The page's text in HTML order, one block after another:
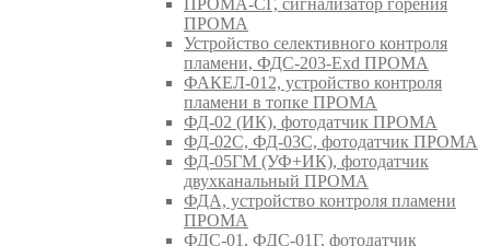
ПРОМА-СГ, сигнализатор горения
ПРОМА
Устройство селективного контроля
пламени, ФДС-203-Exd ПРОМА
ФАКЕЛ-012, устройство контроля
пламени в топке ПРОМА
ФД-02 (ИК), фотодатчик ПРОМА
ФД-02С, ФД-03С, фотодатчик ПРОМА
ФД-05ГМ (УФ+ИК), фотодатчик
двухканальный ПРОМА
ФДА, устройство контроля пламени
ПРОМА
ФДС-01, ФДС-01Г, фотодатчик